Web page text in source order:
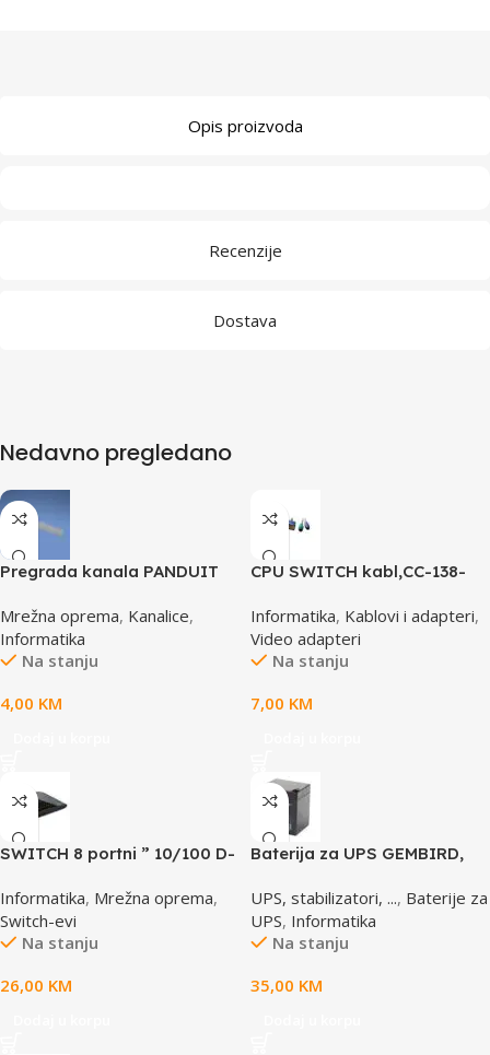
Opis proizvoda
Recenzije
Dostava
Nedavno pregledano
Pregrada kanala PANDUIT
Mrežna oprema, Kanalice,
Informatika
Na stanju
4,00 KM
CPU SWITCH kabl,CC-138-
Informatika, Kablovi i adapteri,
Video adapteri
Na stanju
7,00 KM
SWITCH 8 portni ” 10/100 D-
Informatika, Mrežna oprema,
Switch-evi
Na stanju
26,00 KM
Baterija za UPS GEMBIRD,
UPS, stabilizatori, ..., Baterije za
UPS, Informatika
Na stanju
35,00 KM